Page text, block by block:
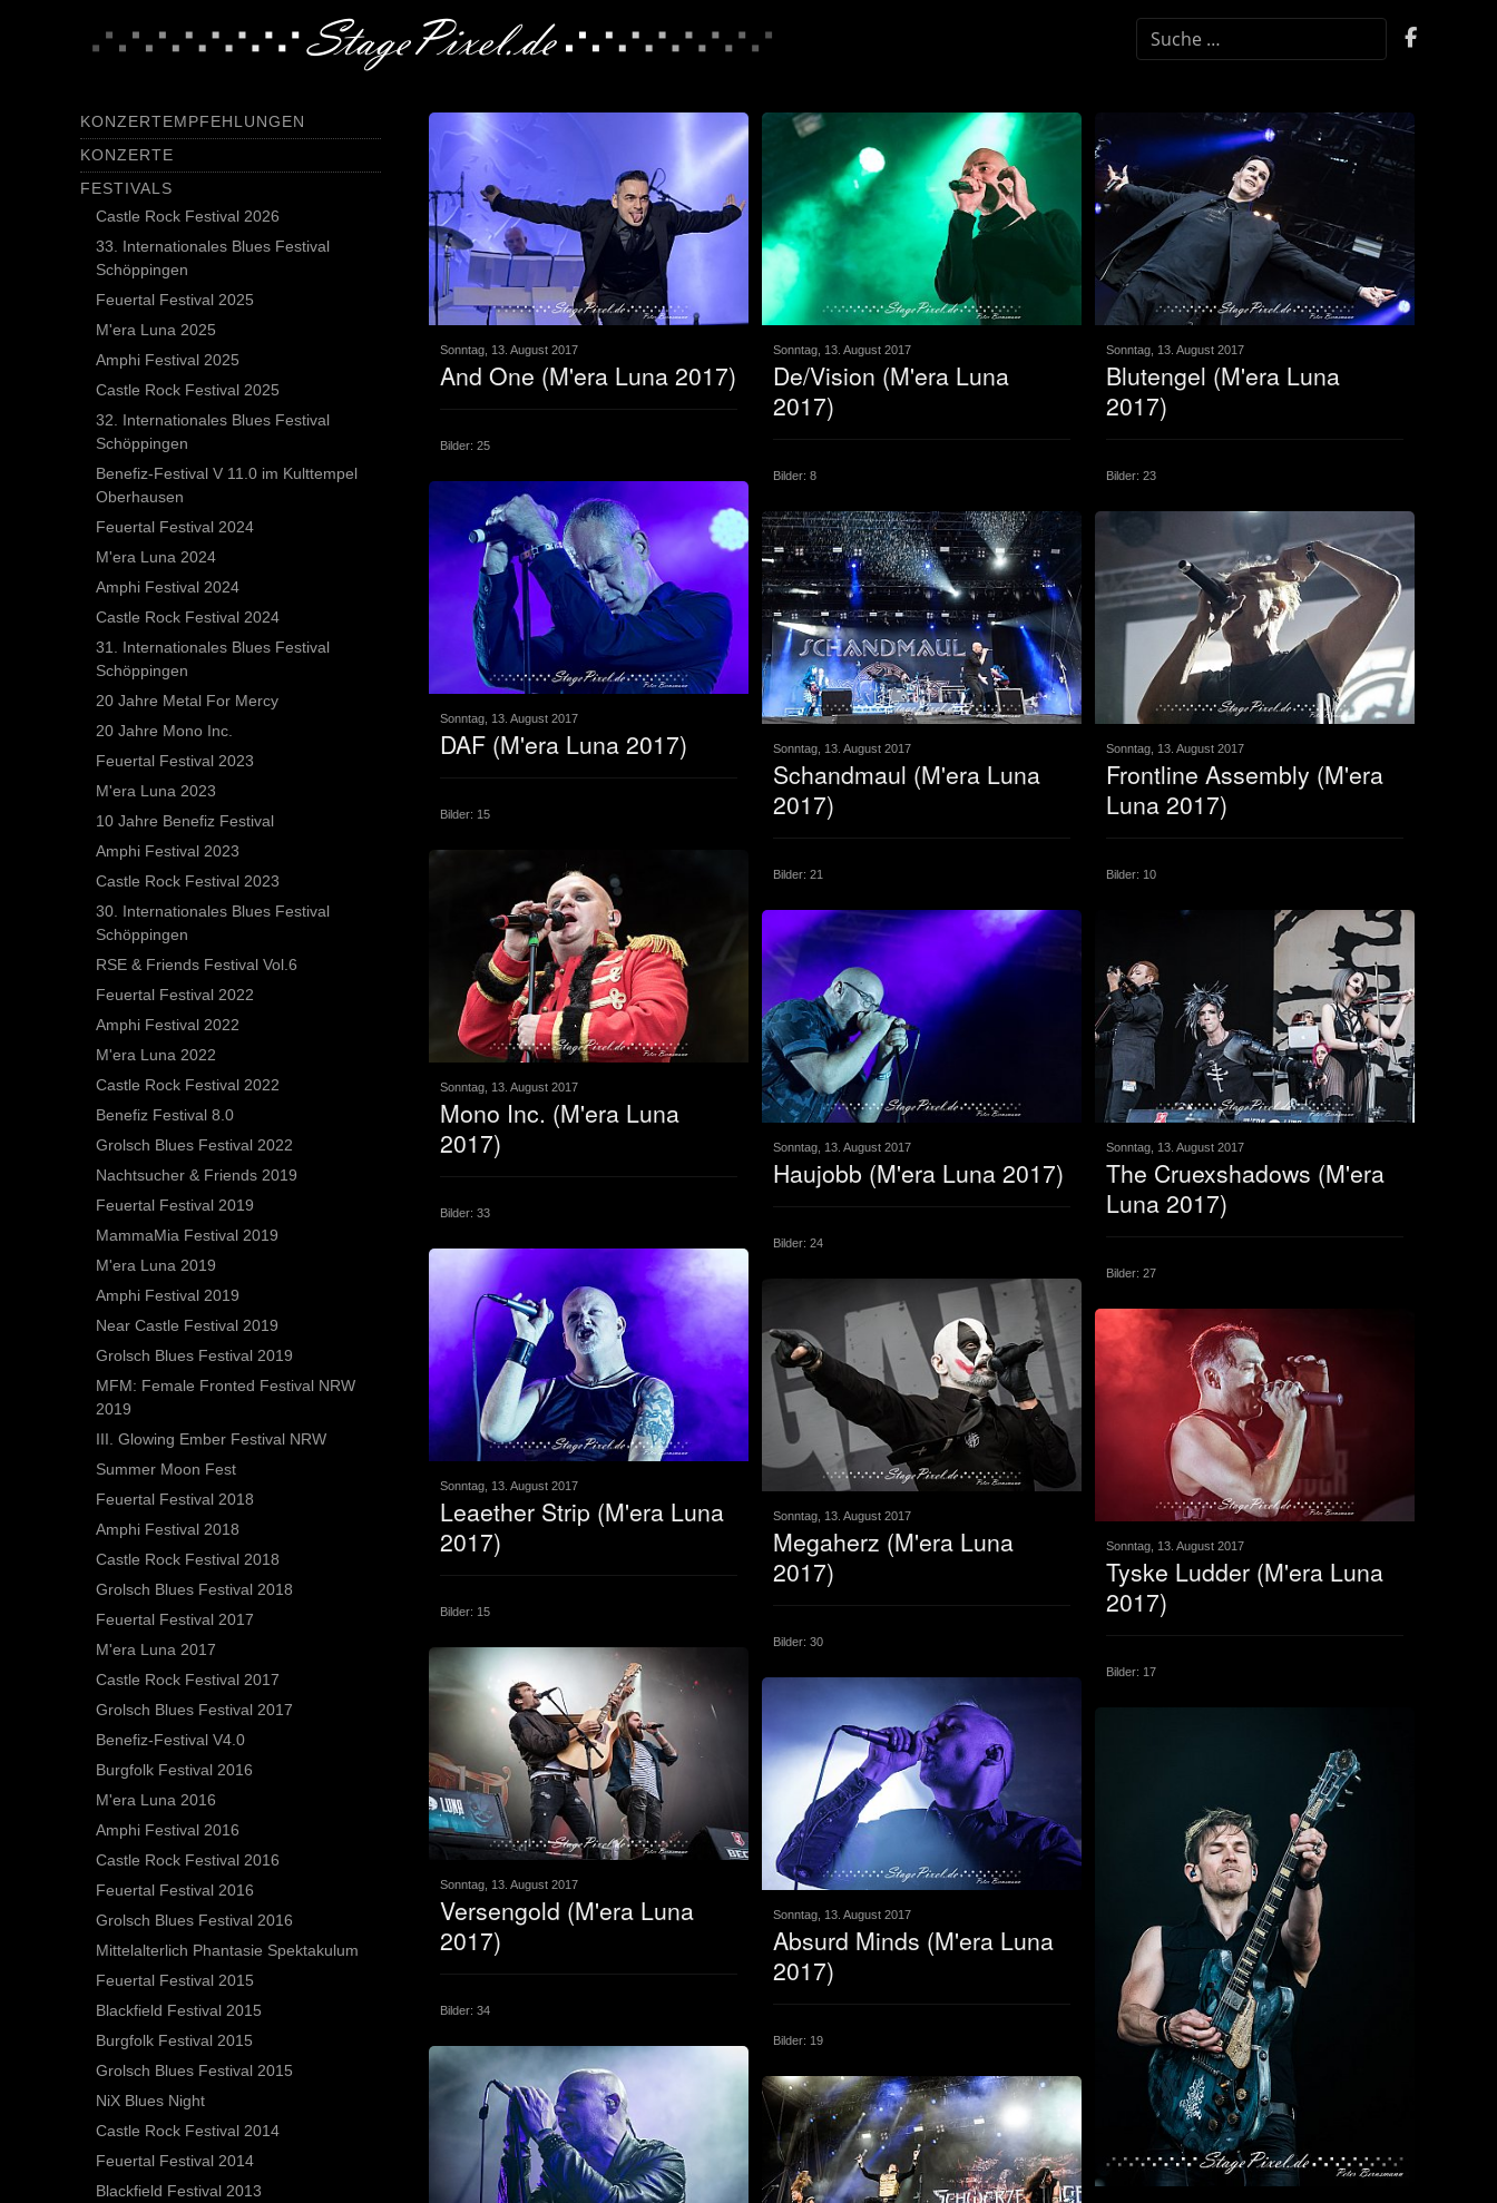
SUCHEN
KONZERTEMPFEHLUNGEN
KONZERTE
FESTIVALS
Castle Rock Festival 2026
33. Internationales Blues Festival
Schöppingen
Feuertal Festival 2025
M'era Luna 2025
Amphi Festival 2025
Castle Rock Festival 2025
32. Internationales Blues Festival
Schöppingen
Benefiz-Festival V 11.0 im Kulttempel
Oberhausen
Feuertal Festival 2024
M'era Luna 2024
Amphi Festival 2024
Castle Rock Festival 2024
31. Internationales Blues Festival
Schöppingen
20 Jahre Metal For Mercy
20 Jahre Mono Inc.
Feuertal Festival 2023
M'era Luna 2023
10 Jahre Benefiz Festival
Amphi Festival 2023
Castle Rock Festival 2023
30. Internationales Blues Festival
Schöppingen
RSE & Friends Festival Vol.6
Feuertal Festival 2022
Amphi Festival 2022
M'era Luna 2022
Castle Rock Festival 2022
Benefiz Festival 8.0
Grolsch Blues Festival 2022
Nachtsucher & Friends 2019
Feuertal Festival 2019
MammaMia Festival 2019
M'era Luna 2019
Amphi Festival 2019
Near Castle Festival 2019
Grolsch Blues Festival 2019
MFM: Female Fronted Festival NRW
2019
III. Glowing Ember Festival NRW
Summer Moon Fest
Feuertal Festival 2018
Amphi Festival 2018
Castle Rock Festival 2018
Grolsch Blues Festival 2018
Feuertal Festival 2017
M'era Luna 2017
Castle Rock Festival 2017
Grolsch Blues Festival 2017
Benefiz-Festival V4.0
Burgfolk Festival 2016
M'era Luna 2016
Amphi Festival 2016
Castle Rock Festival 2016
Feuertal Festival 2016
Grolsch Blues Festival 2016
Mittelalterlich Phantasie Spektakulum
Feuertal Festival 2015
Blackfield Festival 2015
Burgfolk Festival 2015
Grolsch Blues Festival 2015
NiX Blues Night
Castle Rock Festival 2014
Feuertal Festival 2014
Blackfield Festival 2013
Sonntag, 13. August 2017
And One (M'era Luna 2017)
Bilder: 25
Sonntag, 13. August 2017
De/Vision (M'era Luna
2017)
Bilder: 8
Sonntag, 13. August 2017
Blutengel (M'era Luna
2017)
Bilder: 23
Sonntag, 13. August 2017
DAF (M'era Luna 2017)
Bilder: 15
Sonntag, 13. August 2017
Schandmaul (M'era Luna
2017)
Bilder: 21
Sonntag, 13. August 2017
Frontline Assembly (M'era
Luna 2017)
Bilder: 10
Sonntag, 13. August 2017
Mono Inc. (M'era Luna
2017)
Bilder: 33
Sonntag, 13. August 2017
Haujobb (M'era Luna 2017)
Bilder: 24
Sonntag, 13. August 2017
The Cruexshadows (M'era
Luna 2017)
Bilder: 27
Sonntag, 13. August 2017
Leaether Strip (M'era Luna
2017)
Bilder: 15
Sonntag, 13. August 2017
Megaherz (M'era Luna
2017)
Bilder: 30
Sonntag, 13. August 2017
Tyske Ludder (M'era Luna
2017)
Bilder: 17
Sonntag, 13. August 2017
Versengold (M'era Luna
2017)
Bilder: 34
Sonntag, 13. August 2017
Absurd Minds (M'era Luna
2017)
Bilder: 19